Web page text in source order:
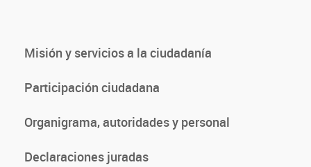
Misión y servicios a la ciudadanía
Participación ciudadana
Organigrama, autoridades y personal
Declaraciones juradas